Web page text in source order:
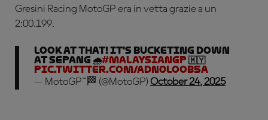
Gresini Racing MotoGP era in vetta grazie a un
2:00.199.
Look at that! It's bucketing down
at Sepang 🌧️#MalaysianGP 🇲🇾
pic.twitter.com/adN0LOoB5a
— MotoGP™🏁 (@MotoGP) October 24, 2025